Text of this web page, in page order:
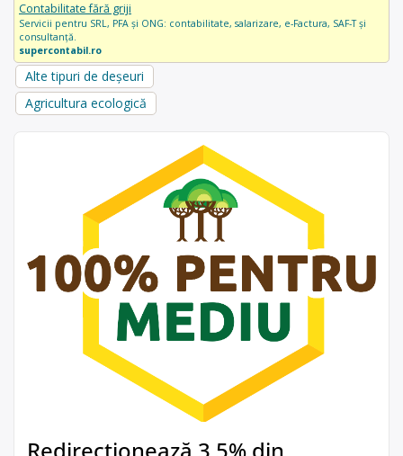
Contabilitate fără griji
Servicii pentru SRL, PFA și ONG: contabilitate, salarizare, e-Factura, SAF-T și
consultanță.
supercontabil.ro
Alte tipuri de deșeuri
Agricultura ecologică